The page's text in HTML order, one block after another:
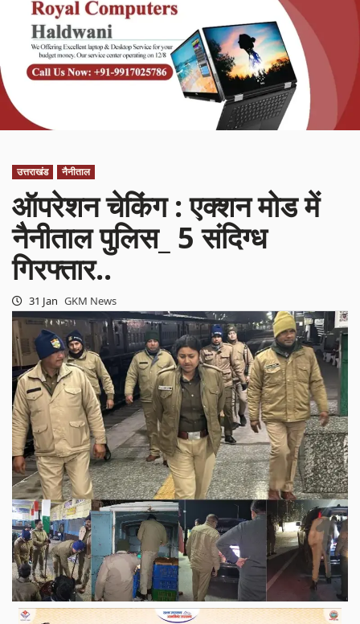
उत्तराखंड नैनीताल
ऑपरेशन चेकिंग : एक्शन मोड में
नैनीताल पुलिस_ 5 संदिग्ध
गिरफ्तार..
31 Jan GKM News